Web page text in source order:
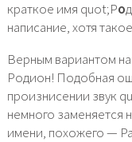
краткое имя quot;Ро
написание, хотя
Верным вариантом
Родион! Подобная
произнисении звук
немного заменяется
имени, похожего —